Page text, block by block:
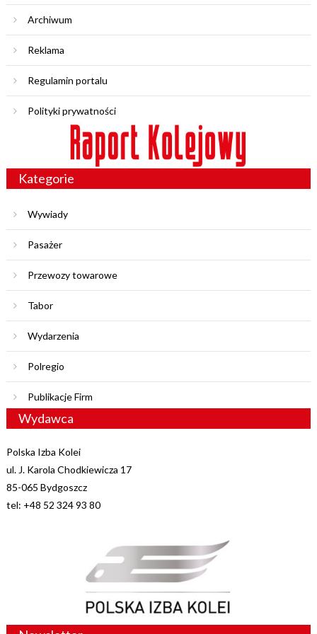
Archiwum
Reklama
Regulamin portalu
Polityki prywatności
Kategorie
Wywiady
Pasażer
Przewozy towarowe
Tabor
Wydarzenia
Polregio
Publikacje Firm
Wydawca
Polska Izba Kolei
ul. J. Karola Chodkiewicza 17
85-065 Bydgoszcz
tel: +48 52 324 93 80